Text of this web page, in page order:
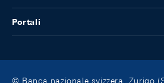
Portali
© Banca nazionale svizzera, Zurigo